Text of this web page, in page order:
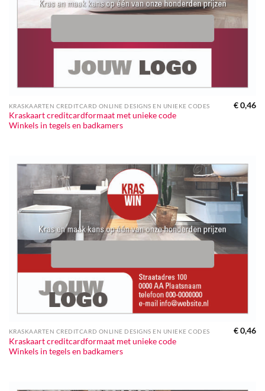
KRASKAARTEN CREDITCARD ONLINE DESIGNS EN UNIEKE CODES
Kraskaart creditcardformaat met unieke code
Winkels in tegels en badkamers
€0,46
KRASKAARTEN CREDITCARD ONLINE DESIGNS EN UNIEKE CODES
Kraskaart creditcardformaat met unieke code
Winkels in tegels en badkamers
€0,46